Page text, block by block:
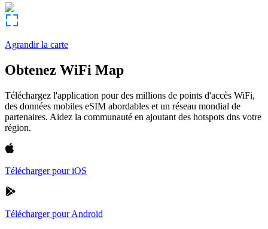
Agrandir la carte
Obtenez WiFi Map
Téléchargez l'application pour des millions de points d'accès WiFi,
des données mobiles eSIM abordables et un réseau mondial de
partenaires. Aidez la communauté en ajoutant des hotspots dns votre
région.
Télécharger pour iOS
Télécharger pour Android